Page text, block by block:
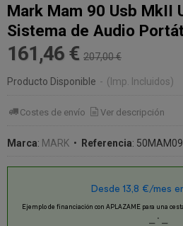
Mark Mam 90 Usb MkII
Sistema de Audio
161,46 € 207,00 €
Producto Disponible - (Imp. Incluidos)
Costes de envío Ver descripción
Marca: MARK • Referencia: